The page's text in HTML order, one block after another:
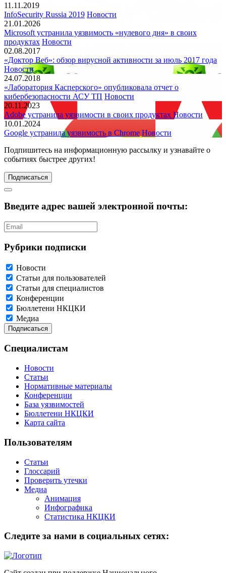
11.11.2019
InfoSecurity Russia 2019 Новости
21.01.2026
Microsoft устранила уязвимость «нулевого дня» в своих
продуктах Новости
02.08.2017
«Доктор Веб»: обзор вирусной активности за июль 2017 года
Новости
24.07.2018
«Лаборатория Касперского» опубликовала отчет о
кибербезопасности АСУ ТП Новости
20.11.2023
Adobe устранила уязвимости в своих продуктах Новости
10.01.2024
Google устранила уязвимость в Chrome Новости
Подпишитесь на информационную рассылку и узнавайте о
событиях быстрее других!
Подписаться
Введите адрес вашей электронной почты:
Рубрики подписки
Новости
Статьи для пользователей
Статьи для специалистов
Конференции
Бюллетени НКЦКИ
Медиа
Специалистам
Новости
Статьи
Нормативные материалы
Конференции
База уязвимостей
Бюллетени НКЦКИ
Карта сайта
Пользователям
Статьи
Глоссарий
Проверить утечки
Медиа
Анимация
Инфографика
Статистика НКЦКИ
Следите за нами в социальных сетях: